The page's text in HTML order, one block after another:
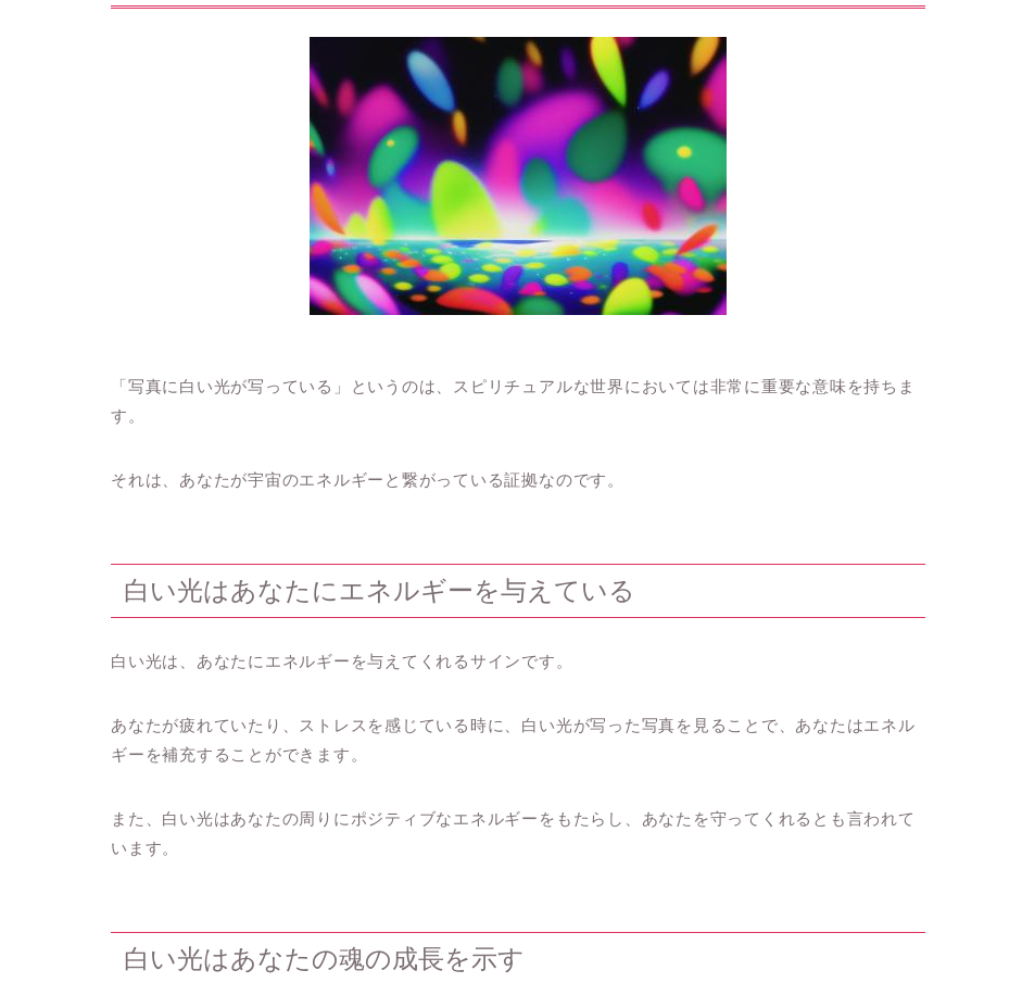
「写真に白い光が写っている」というのは、スピリチュアルな世界においては非常に重要な意味を持ちま
す。
それは、あなたが宇宙のエネルギーと繋がっている証拠なのです。
白い光はあなたにエネルギーを与えている
白い光は、あなたにエネルギーを与えてくれるサインです。
あなたが疲れていたり、ストレスを感じている時に、白い光が写った写真を見ることで、あなたはエネル
ギーを補充することができます。
また、白い光はあなたの周りにポジティブなエネルギーをもたらし、あなたを守ってくれるとも言われて
います。
白い光はあなたの魂の成長を示す